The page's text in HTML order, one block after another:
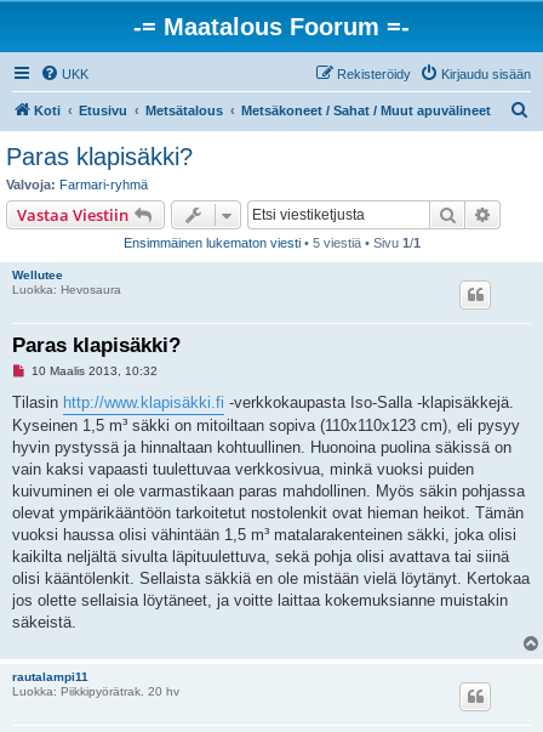
-= Maatalous Foorum =-
UKK Kirjaudu sisään
Rekisteröidy
Koti Etusivu Metsätalous Metsäkoneet / Sahat / Muut apuvälineet
Paras klapisäkki?
Valvoja: Farmari-ryhmä
Vastaa Viestiin Etsi
Ensimmäinen lukematon viesti• 5 viestiä • Sivu 1/1
Wellutee
Luokka: Hevosaura
Paras klapisäkki?
L
k
m
a
o
n
v
i
e
s
t
i
10 Maalis 2013, 10:32
Tilasin http://www.klapisäkki.fi -verkkokaupasta Iso-Salla -klapisäkkejä.
Kyseinen 1,5 m³ säkki on mitoiltaan sopiva (110x110x123 cm), eli pysyy
hyvin pystyssä ja hinnaltaan kohtuullinen. Huonoina puolina säkissä on
vain kaksi vapaasti tuulettuvaa verkkosivua, minkä vuoksi puiden
kuivuminen ei ole varmastikaan paras mahdollinen. Myös säkin pohjassa
olevat ympärikääntöön tarkoitetut nostolenkit ovat hieman heikot. Tämän
vuoksi haussa olisi vähintään 1,5 m³ matalarakenteinen säkki, joka olisi
kaikilta neljältä sivulta läpituulettuva, sekä pohja olisi avattava tai siinä
olisi kääntölenkit. Sellaista säkkiä en ole mistään vielä löytänyt. Kertokaa
jos olette sellaisia löytäneet, ja voitte laittaa kokemuksianne muistakin
säkeistä.
rautalampi11
Luokka: Piikkipyörätrak. 20 hv